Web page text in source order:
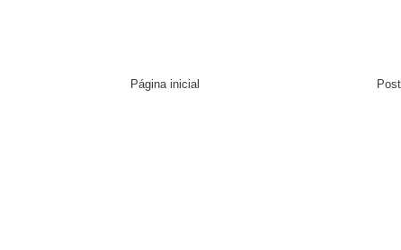
Página inicial